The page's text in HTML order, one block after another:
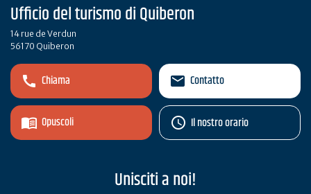
Ufficio del turismo di Quiberon
14 rue de Verdun
56170 Quiberon
Chiama
Opuscoli
Contatto
Il nostro orario
Unisciti a noi!